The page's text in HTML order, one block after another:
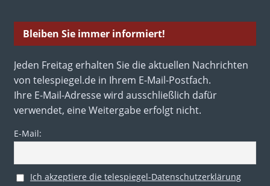
Bleiben Sie immer informiert!
Jeden Freitag erhalten Sie die aktuellen Nachrichten
von telespiegel.de in Ihrem E-Mail-Postfach.
Ihre E-Mail-Adresse wird ausschließlich dafür
verwendet, eine Weitergabe erfolgt nicht.
E-Mail:
Ich akzeptiere die telespiegel-Datenschutzerklärung